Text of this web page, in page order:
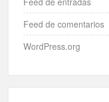
Feed de comentarios
WordPress.org